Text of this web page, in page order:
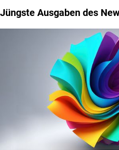
Jüngste Ausgaben des